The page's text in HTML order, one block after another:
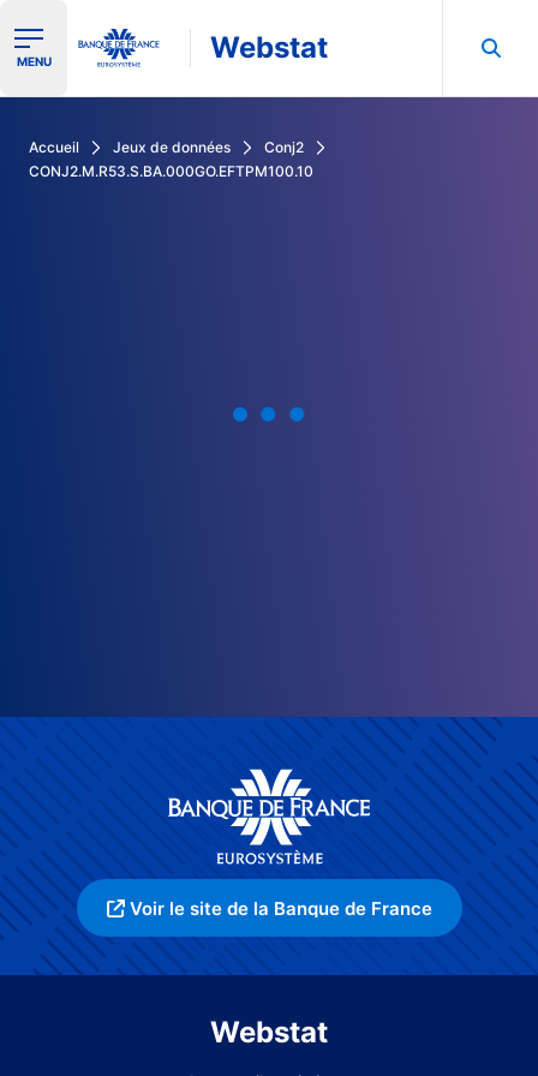
Ouvrir le menu de navigation
MENU Webstat
Accueil Jeux de données
Conj2
CONJ2.M.R53.S.BA.000GO.EFTPM100.10
Voir le site de la Banque de France
Webstat